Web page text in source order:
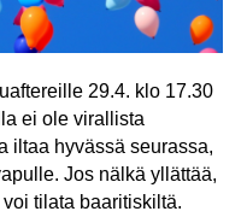
29.4. klo 17.30
ei ole virallista
iltaa hyvässä seurassa,
Jos nälkä yllättää,
tilata baaritiskiltä.